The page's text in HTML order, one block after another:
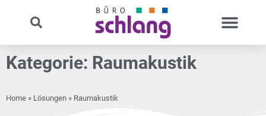
Kategorie: Raumakustik
Home » Lösungen » Raumakustik